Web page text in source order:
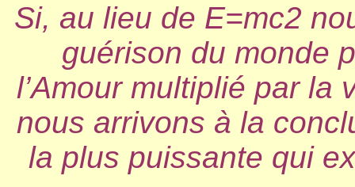
Si, au lieu de E=mc2
guérison du monde
l’Amour multiplié par la
nous arrivons à la
la plus puissante qui